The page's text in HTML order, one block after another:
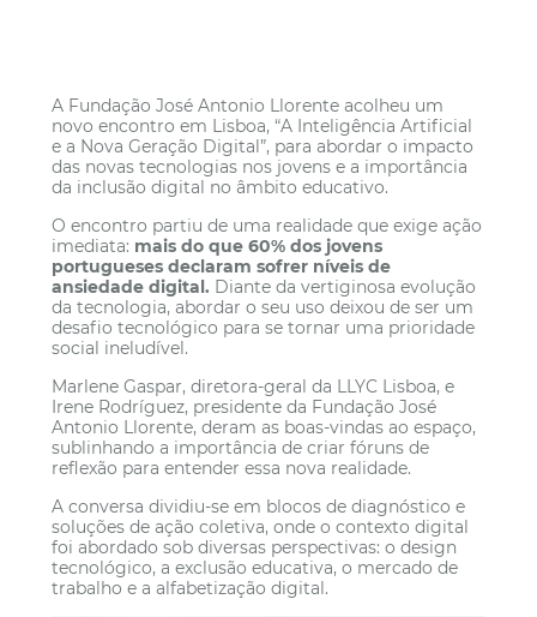
A Fundação José Antonio Llorente acolheu um
novo encontro em Lisboa, “A Inteligência Artificial
e a Nova Geração Digital”, para abordar o impacto
das novas tecnologias nos jovens e a importância
da inclusão digital no âmbito educativo.
O encontro partiu de uma realidade que exige ação
imediata: mais do que 60% dos jovens
portugueses declaram sofrer níveis de
ansiedade digital. Diante da vertiginosa evolução
da tecnologia, abordar o seu uso deixou de ser um
desafio tecnológico para se tornar uma prioridade
social ineludível.
Marlene Gaspar, diretora-geral da LLYC Lisboa, e
Irene Rodríguez, presidente da Fundação José
Antonio Llorente, deram as boas-vindas ao espaço,
sublinhando a importância de criar fóruns de
reflexão para entender essa nova realidade.
A conversa dividiu-se em blocos de diagnóstico e
soluções de ação coletiva, onde o contexto digital
foi abordado sob diversas perspectivas: o design
tecnológico, a exclusão educativa, o mercado de
trabalho e a alfabetização digital.